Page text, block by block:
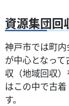
資源集団回
神戸市では町
が中心となっ
収（地域回収
はこの中で古
す。